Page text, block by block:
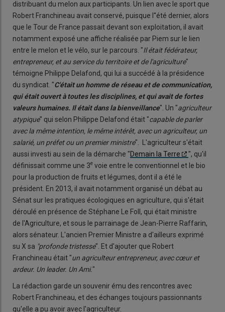
distribuant du melon aux participants. Un lien avec le sport que
Robert Franchineau avait conservé, puisque l''été dernier, alors
que le Tour de France passait devant son exploitation, il avait
notamment exposé une affiche réalisée par Piem sur le lien
entre le melon et le vélo, sur le parcours. "Il était fédérateur,
entrepreneur, et au service du territoire et de l'agriculture"
témoigne Philippe Delafond, qui lui a succédé à la présidence
du syndicat. "C'était un homme de réseau et de communication,
qui était ouvert à toutes les disciplines, et qui avait de fortes
valeurs humaines. Il était dans la bienveillance". Un "agriculteur
atypique" qui selon Philippe Delafond était "capable de parler
avec la même intention, le même intérêt, avec un agriculteur, un
salarié, un préfet ou un premier ministre". L'agriculteur s'était
aussi investi au sein de la démarche "Demain la Terre
", qu'il
définissait comme une 3e voie entre le conventionnel et le bio
pour la production de fruits et légumes, dont il a été le
président. En 2013, il avait notamment organisé un débat au
Sénat sur les pratiques écologiques en agriculture, qui s'était
déroulé en présence de Stéphane Le Foll, qui était ministre
de l'Agriculture, et sous le parrainage de Jean-Pierre Raffarin,
alors sénateur. L'ancien Premier Ministre a d'ailleurs exprimé
su X sa "profonde tristesse". Et d'ajouter que Robert
Franchineau était "un agriculteur entrepreneur, avec cœur et
ardeur. Un leader. Un Ami."
La rédaction garde un souvenir ému des rencontres avec
Robert Franchineau, et des échanges toujours passionnants
qu'elle a pu avoir avec l'agriculteur.